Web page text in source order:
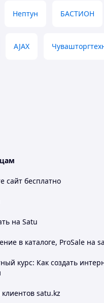
Нептун БАСТИОН
AJAX
сайт бесплатно
на Satu
в каталоге, ProSale на
курс: Как создать
satu.kz